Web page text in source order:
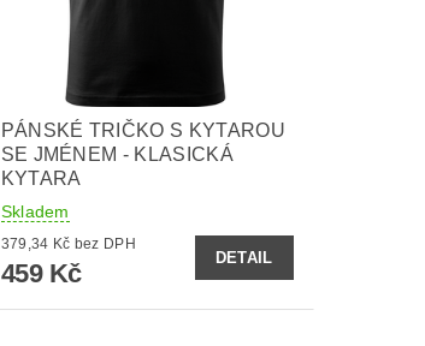
PÁNSKÉ TRIČKO S KYTAROU
SE JMÉNEM - KLASICKÁ
KYTARA
Skladem
379,34 Kč bez DPH
459 Kč
DETAIL